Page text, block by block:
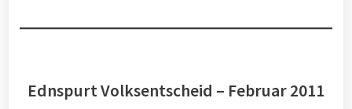
Ednspurt Volksentscheid – Februar 2011